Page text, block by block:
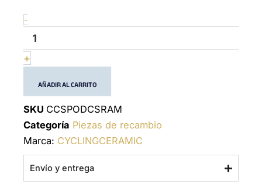
-
for
Sram
mechanical
cantidad
+
AÑADIR AL CARRITO
SKU CCSPODCSRAM
Categoría Piezas de recambio
Marca: CYCLINGCERAMIC
Envío y entrega